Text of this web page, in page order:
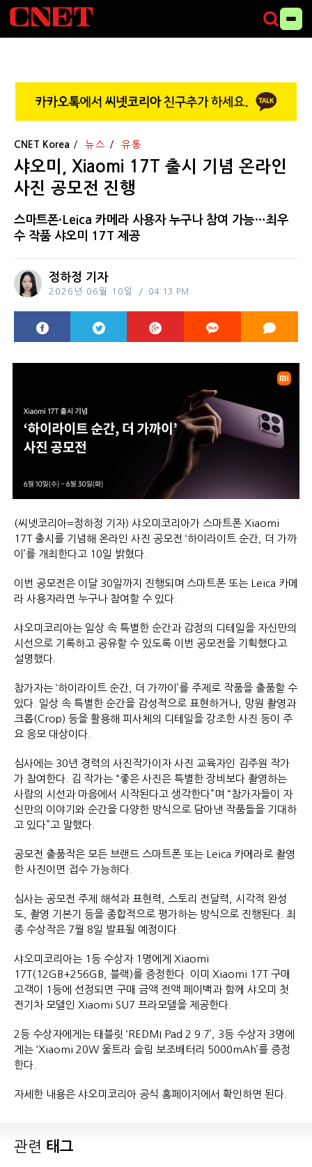
CNET Korea 뉴스 유통
샤오미, Xiaomi 17T 출시 기념 온라인
사진 공모전 진행
스마트폰·Leica 카메라 사용자 누구나 참여 가능…최우
수 작품 샤오미 17T 제공
정하정 기자
2026년 06월 10일 04:13 PM
(씨넷코리아=정하정 기자) 샤오미코리아가 스마트폰 Xiaomi
17T 출시를 기념해 온라인 사진 공모전 ‘하이라이트 순간, 더 가까
이’를 개최한다고 10일 밝혔다.
이번 공모전은 이달 30일까지 진행되며 스마트폰 또는 Leica 카메
라 사용자라면 누구나 참여할 수 있다.
샤오미코리아는 일상 속 특별한 순간과 감정의 디테일을 자신만의
시선으로 기록하고 공유할 수 있도록 이번 공모전을 기획했다고
설명했다.
참가자는 ‘하이라이트 순간, 더 가까이’를 주제로 작품을 출품할 수
있다. 일상 속 특별한 순간을 감성적으로 표현하거나, 망원 촬영과
크롭(Crop) 등을 활용해 피사체의 디테일을 강조한 사진 등이 주
요 응모 대상이다.
심사에는 30년 경력의 사진작가이자 사진 교육자인 김주원 작가
가 참여한다. 김 작가는 “좋은 사진은 특별한 장비보다 촬영하는
사람의 시선과 마음에서 시작된다고 생각한다”며 “참가자들이 자
신만의 이야기와 순간을 다양한 방식으로 담아낸 작품들을 기대하
고 있다”고 말했다.
공모전 출품작은 모든 브랜드 스마트폰 또는 Leica 카메라로 촬영
한 사진이면 접수 가능하다.
심사는 공모전 주제 해석과 표현력, 스토리 전달력, 시각적 완성
도, 촬영 기본기 등을 종합적으로 평가하는 방식으로 진행된다. 최
종 수상작은 7월 8일 발표될 예정이다.
샤오미코리아는 1등 수상자 1명에게 Xiaomi
17T(12GB+256GB, 블랙)를 증정한다. 이미 Xiaomi 17T 구매
고객이 1등에 선정되면 구매 금액 전액 페이백과 함께 샤오미 첫
전기차 모델인 Xiaomi SU7 프라모델을 제공한다.
2등 수상자에게는 태블릿 ‘REDMI Pad 2 9.7’, 3등 수상자 3명에
게는 ‘Xiaomi 20W 울트라 슬림 보조배터리 5000mAh’를 증정
한다.
자세한 내용은 샤오미코리아 공식 홈페이지에서 확인하면 된다.
관련 태그